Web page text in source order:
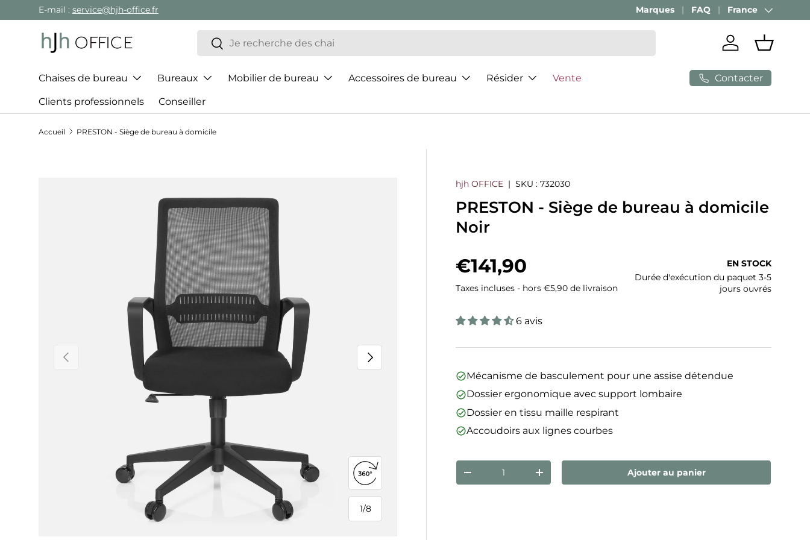
Aller au contenu
E-mail : service@hjh-office.fr Marques FAQ Pays
France
Recherche
Rechercher
Se connecter
Panier
Chaises de bureau Bureaux Mobilier de bureau Accessoires de bureau Résider Vente
Clients professionnels Conseiller
Contacter
Accueil PRESTON - Siège de bureau à domicile
Passer aux informations produits
Précédent
1/
de
8
Suivant
Ouvrir la vue 360°
hjh OFFICE |SKU : 732030
PRESTON - Siège de bureau à domicile
Noir
Prix habituel
€141,90
Taxes incluses - hors €5,90 de livraison
EN STOCK
Durée d'exécution du paquet 3-5
jours ouvrés
6 avis
Mécanisme de basculement pour une assise détendue
Dossier ergonomique avec support lombaire
Dossier en tissu maille respirant
Accoudoirs aux lignes courbes
Qté
Diminuer la quantitéAugmenter la quantitéAjouter au panier